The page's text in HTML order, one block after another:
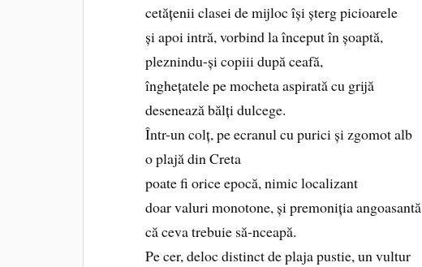
cetățenii clasei de mijloc își șterg picioarele
și apoi intră, vorbind la început în șoaptă,
pleznindu-și copiii după ceafă,
înghețatele pe mocheta aspirată cu grijă
desenează bălți dulcege.
Într-un colț, pe ecranul cu purici și zgomot alb
o plajă din Creta
poate fi orice epocă, nimic localizant
doar valuri monotone, și premoniția angoasantă
că ceva trebuie să-nceapă.
Pe cer, deloc distinct de plaja pustie, un vultur